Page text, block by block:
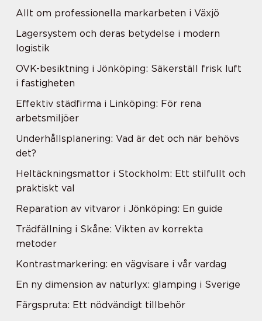
Allt om professionella markarbeten i Växjö
Lagersystem och deras betydelse i modern
logistik
OVK-besiktning i Jönköping: Säkerställ frisk luft
i fastigheten
Effektiv städfirma i Linköping: För rena
arbetsmiljöer
Underhållsplanering: Vad är det och när behövs
det?
Heltäckningsmattor i Stockholm: Ett stilfullt och
praktiskt val
Reparation av vitvaror i Jönköping: En guide
Trädfällning i Skåne: Vikten av korrekta
metoder
Kontrastmarkering: en vägvisare i vår vardag
En ny dimension av naturlyx: glamping i Sverige
Färgspruta: Ett nödvändigt tillbehör